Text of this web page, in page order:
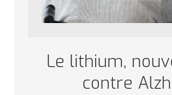
Le lithium,
contre